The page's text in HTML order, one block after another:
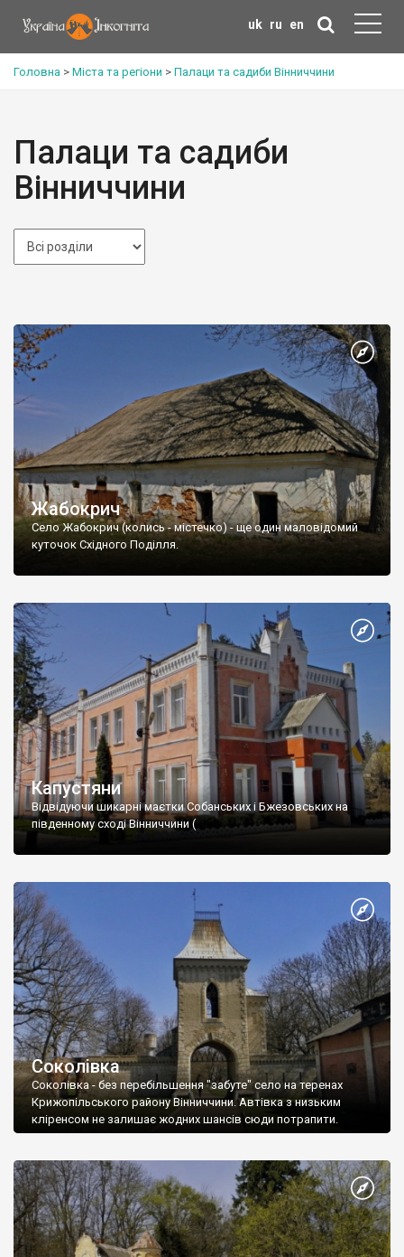
uk ru en
Головна > Міста та регіони > Палаци та садиби Вінниччини
Палаци та садиби
Вінниччини
Жабокрич
Село Жабокрич (колись - містечко) - ще один маловідомий
куточок Східного Поділля.
Капустяни
Відвідуючи шикарні маєтки Собанських і Бжезовських на
південному сході Вінниччини (
Соколівка
Соколівка - без перебільшення "забуте" село на теренах
Крижопільського району Вінниччини. Автівка з низьким
кліренсом не залишає жодних шансів сюди потрапити.